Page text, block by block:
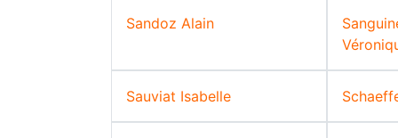
Sandoz Alain
Sauviat Isabelle